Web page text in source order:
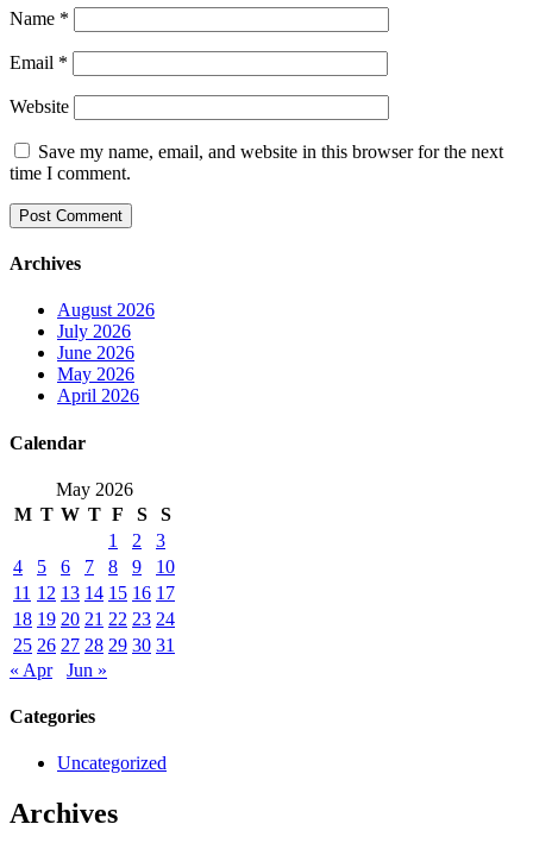
Name *
Email *
Website
Save my name, email, and website in this browser for the next
time I comment.
Archives
August 2026
July 2026
June 2026
May 2026
April 2026
Calendar
May 2026
M T W T F S
S
1
2
3
4
5 6 7 8 9
10
11 12 13 14 15 16 17
18 19 20 21 22 23 24
25 26 27 28 29 30 31
« Apr
Jun »
Categories
Uncategorized
Archives